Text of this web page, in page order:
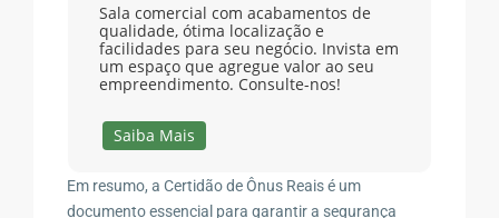
Sala comercial com acabamentos de
qualidade, ótima localização e
facilidades para seu negócio. Invista em
um espaço que agregue valor ao seu
empreendimento. Consulte-nos!
Saiba Mais
Em resumo, a Certidão de Ônus Reais é um
documento essencial para garantir a segurança